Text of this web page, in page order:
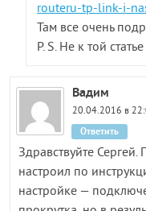
routeru-tp-link-i-
Там все очень
P. S. Не к той
Вадим
20.04.2016 в
Здравствуйте Сергей.
настроил по
настройке —
Ответить